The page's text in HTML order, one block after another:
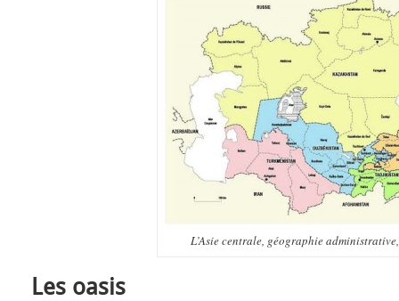
L’Asie centrale, géographie
Les oasis